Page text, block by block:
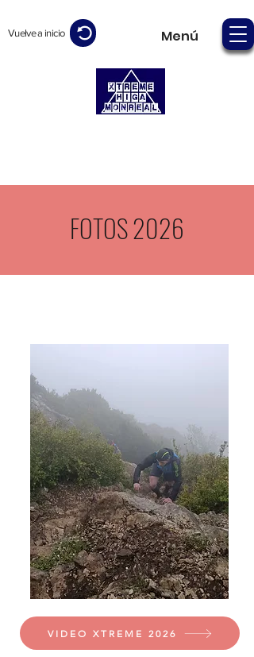
Menú
Vuelve a inicio
FOTOS 2026
VIDEO XTREME 2026